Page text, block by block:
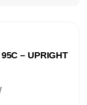
– UPRIGHT